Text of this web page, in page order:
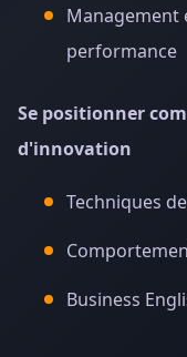
Management
performance
Se positionner
d'innovation
Techniques
Business